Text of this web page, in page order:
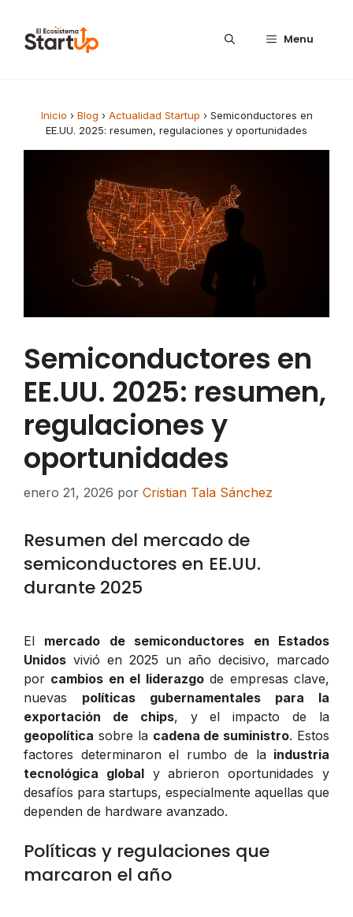
Menu
Inicio › Blog › Actualidad Startup › Semiconductores en
EE.UU. 2025: resumen, regulaciones y oportunidades
Semiconductores en
EE.UU. 2025: resumen,
regulaciones y
oportunidades
enero 21, 2026 por Cristian Tala Sánchez
Resumen del mercado de
semiconductores en EE.UU.
durante 2025
El mercado de semiconductores en Estados
Unidos vivió en 2025 un año decisivo, marcado
por cambios en el liderazgode empresas clave,
nuevas políticas gubernamentales para la
exportación de chips, y el impacto de la
geopolítica sobre la cadena de suministro. Estos
factores determinaron el rumbo de la industria
tecnológica globaly abrieron oportunidades y
desafíos para startups, especialmente aquellas que
dependen de hardware avanzado.
Políticas y regulaciones que
marcaron el año